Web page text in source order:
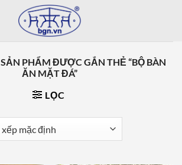
SẢN PHẨM ĐƯỢC GẮN THẺ “BỘ BÀN
ĂN MẶT ĐÁ”
LỌC